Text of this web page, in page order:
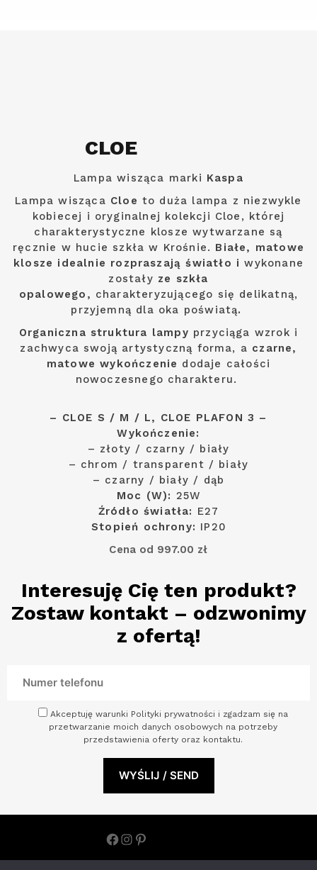
CLOE
Lampa wisząca marki Kaspa
Lampa wisząca Cloe to duża lampa z niezwykle
kobiecej i oryginalnej kolekcji Cloe, której
charakterystyczne klosze wytwarzane są
ręcznie w hucie szkła w Krośnie. Białe, matowe
klosze idealnie rozpraszają światło iwykonane
zostały ze szkła
opalowego, charakteryzującego się delikatną,
przyjemną dla oka poświatą.
Organiczna struktura lampy przyciąga wzrok i
zachwyca swoją artystyczną forma, a czarne,
matowe wykończenie dodaje całości
nowoczesnego charakteru.
– CLOE S / M / L, CLOE PLAFON 3 –
Wykończenie:
– złoty / czarny / biały
– chrom / transparent / biały
– czarny / biały / dąb
Moc (W): 25W
Źródło światła: E27
Stopień ochrony: IP20
Cena od 997.00 zł
Interesuję Cię ten produkt?
Zostaw kontakt – odzwonimy
z ofertą!
Akceptuję warunki Polityki prywatności i zgadzam się na
przetwarzanie moich danych osobowych na potrzeby
przedstawienia oferty oraz kontaktu.
Facebook Instagram Pinterest